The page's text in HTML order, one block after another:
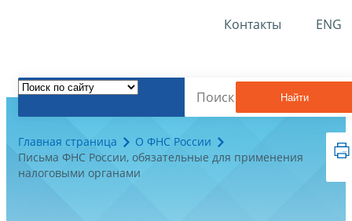
Контакты ENG
Найти
Главная страница
О ФНС России
Письма ФНС России, обязательные для применения
налоговыми органами